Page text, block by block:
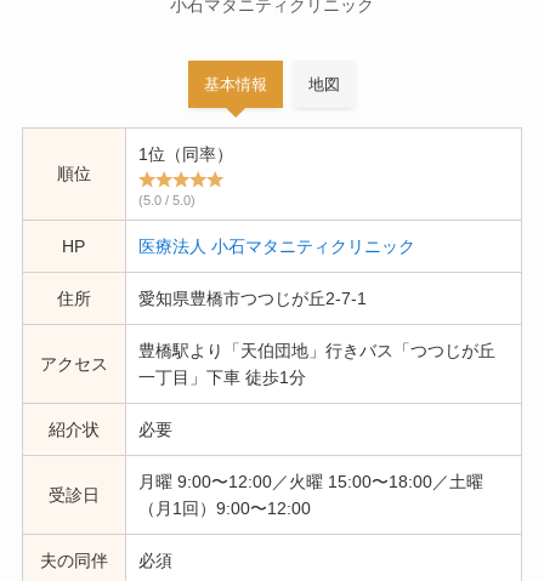
小石マタニティクリニック
基本情報 地図
順位
1位（同率）
(5.0 / 5.0)
HP 医療法人 小石マタニティクリニック
住所 愛知県豊橋市つつじが丘2-7-1
アクセス
豊橋駅より「天伯団地」行きバス「つつじが丘
一丁目」下車 徒歩1分
紹介状 必要
受診日
月曜 9:00〜12:00／火曜 15:00〜18:00／土曜
（月1回）9:00〜12:00
夫の同伴 必須